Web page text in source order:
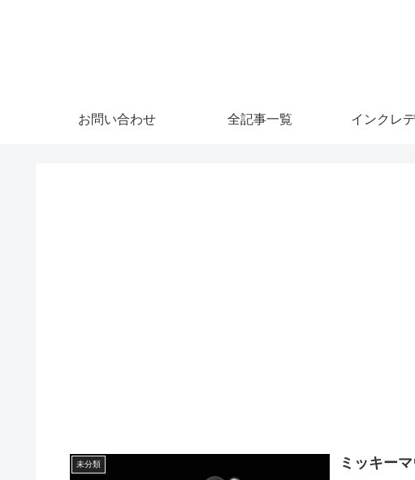
お問い合わせ 全記事一覧 インクレ
未分類 ミッキー